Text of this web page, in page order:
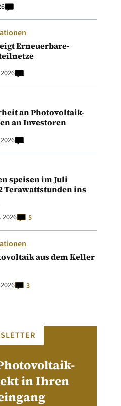
Erneuerbare-
an Photovoltaik-
an Investoren
speisen im Juli
Terawattstunden ins
2026 5
aus dem Keller
3
in Ihren